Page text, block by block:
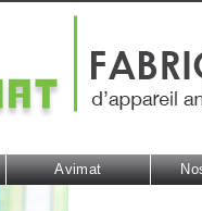
Avimat